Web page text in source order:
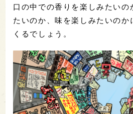
口の中での香りを楽しみたいの
たいのか、味を楽しみたいのか
くるでしょう。